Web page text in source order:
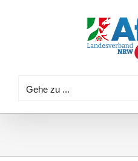
Gehe zu ...